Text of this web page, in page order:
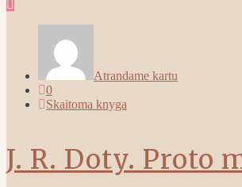
Atrandame kartu
0
Skaitoma knyga
J. R. Doty. Proto